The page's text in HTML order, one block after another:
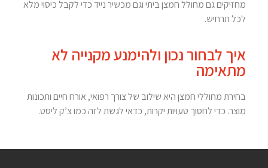
מחזיקים גם מחולל חמצן ביתי וגם מכשיר נייד כדי לקבל כיסוי מלא
לכל תרחיש.
איך לבחור נכון ולהימנע מקנייה לא
מתאימה
בחירת מחוללי חמצן היא שילוב של צורך רפואי, אורח חיים ותכונות
מוצר. כדי לחסוך טעויות יקרות, כדאי לגשת לזה כמו צ’ק ליסט.